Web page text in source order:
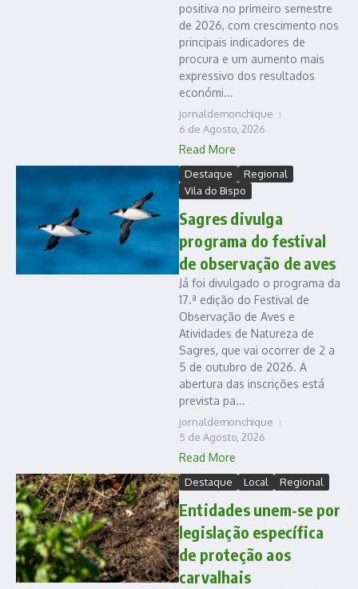
positiva no primeiro semestre
de 2026, com crescimento nos
principais indicadores de
procura e um aumento mais
expressivo dos resultados
económi...
jornaldemonchique
6 de Agosto, 2026
Read More
Destaque
Regional
Vila do Bispo
Sagres divulga
programa do festival
de observação de aves
Já foi divulgado o programa da
17.ª edição do Festival de
Observação de Aves e
Atividades de Natureza de
Sagres, que vai ocorrer de 2 a
5 de outubro de 2026. A
abertura das inscrições está
prevista pa...
jornaldemonchique
5 de Agosto, 2026
Read More
Destaque Local Regional
Entidades unem-se por
legislação específica
de proteção aos
carvalhais